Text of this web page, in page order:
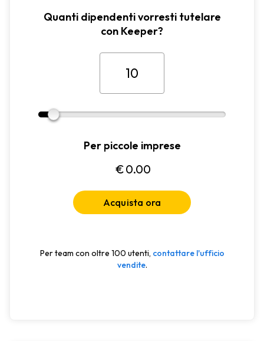
Quanti dipendenti vorresti tutelare
con Keeper?
Per piccole imprese
€0.00
Acquista ora
Per team con oltre 100 utenti, contattare l'ufficio
vendite.